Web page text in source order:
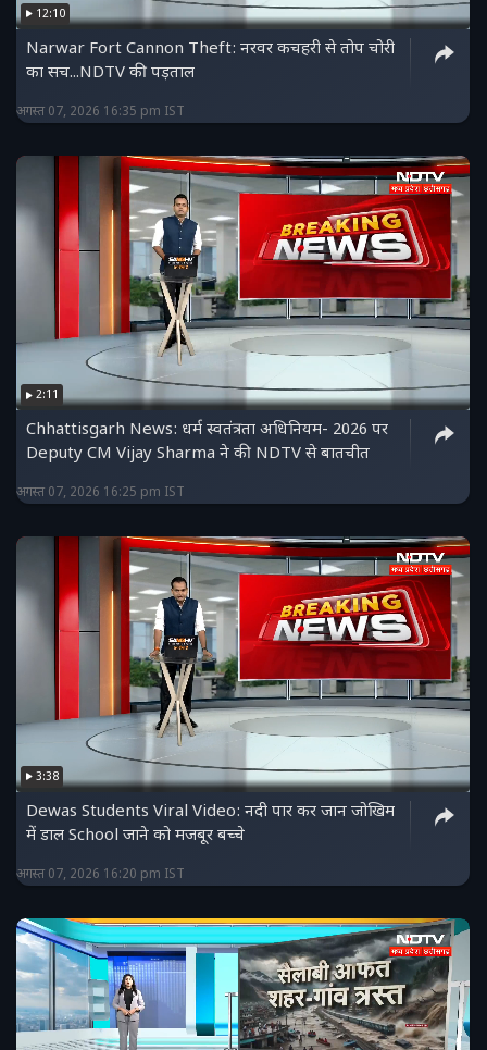
12:10
Narwar Fort Cannon Theft: नरवर कचहरी से तोप चोरी
का सच...NDTV की पड़ताल
अगस्त 07, 2026 16:35 pm IST
2:11
Chhattisgarh News: धर्म स्वतंत्रता अधिनियम- 2026 पर
Deputy CM Vijay Sharma ने की NDTV से बातचीत
अगस्त 07, 2026 16:25 pm IST
3:38
Dewas Students Viral Video: नदी पार कर जान जोखिम
में डाल School जाने को मजबूर बच्चे
अगस्त 07, 2026 16:20 pm IST